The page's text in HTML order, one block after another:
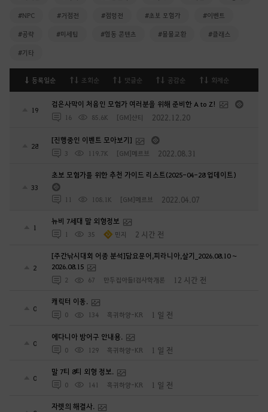
#NPC #거점전 #점령전 #초보 모험가 #이벤트
#공략 #미세팁 #협동 콘텐츠 #물물교환 #클래스
#기타
등록일순 조회순 댓글순 공감순 화제순
19
검은사막이 처음인 모험가 여러분을 위해 준비한 A to Z!
16 85.6K [GM]샨티 2022.12.20
28
[진행중인 이벤트 모아보기]
3 119.7K [GM]메르브 2022.08.31
33
초보 모험가를 위한 추천 가이드 리스트(2025-04-28 업데이트)
11 108.1K [GM]메르브 2022.04.07
1
뉴비 7세대 말 외형정보
1 35 민지 2 시간 전
2
[주간낚시대회 어종 분석]담요문어,피라니아,살기_2026.08.10 ~
2026.08.15
2 67 만두집아들I검사학개론 12 시간 전
0
캐릭터 이동.
0 134 흑귀하양-KR 1 일 전
0
에다니아 방어구 안내용.
0 129 흑귀하양-KR 1 일 전
0
말 7티 8티 외형 정보.
0 141 흑귀하양-KR 1 일 전
자렛의 해결사.